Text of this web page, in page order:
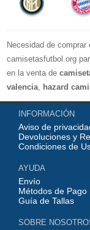
Necesidad de comprar
camisetasfutbol.org
en la venta de
valencia, hazard
futbol favorito, le
damos el mayor
¡Elíjanos, elija un
INFORMACIÓN
Aviso de
Devoluciones y
Condiciones de
AYUDA
Envío
Métodos de Pago
Guía de Tallas
SOBRE